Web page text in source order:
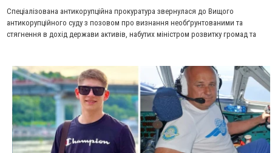
Спеціалізована антикорупційна прокуратура звернулася до Вищого
антикорупційного суду з позовом про визнання необґрунтованими та
стягнення в дохід держави активів, набутих міністром розвитку громад та